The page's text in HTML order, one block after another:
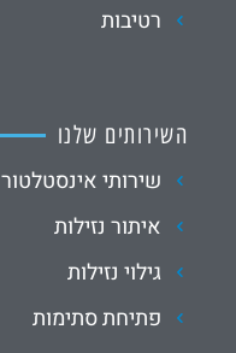
רטיבות
השירותים שלנו
שירותי אינסטלטור
איתור נזילות
גילוי נזילות
פתיחת סתימות